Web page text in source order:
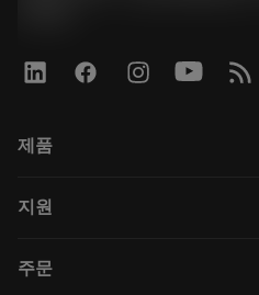
제품
모든 소프트웨어
재연마
지원
유통업체 및 전문업체
주문